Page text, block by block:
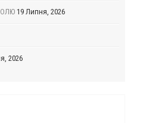
19 Липня, 2026
2026